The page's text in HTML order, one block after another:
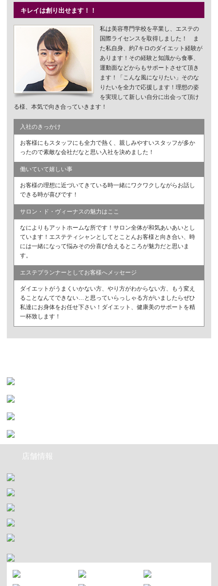
キレイは創り出せます！！
私は美容専門学校を卒業し、エステの
国際ライセンスを取得しました！ ま
た私自身、約7キロのダイエット経験が
あります！その経験と知識から食事、
運動面などからもサポートさせて頂き
ます！「こんな風になりたい」そのな
りたいを全力で応援します！理想の姿
を実現して新しい自分に出会って頂け
る様、本気で向き合っていきます！
入社のきっかけ
お客様にもスタッフにも全力で熱く、親しみやすいスタッフが多か
ったので素敵な会社だなと思い入社を決めました！
働いていて嬉しい事
お客様の理想に近づいてきている時一緒にワクワクしながらお話し
できる時が喜びです！
サロン・ド・ヴィーナスの魅力はここ
なによりもアットホームな所です！サロン全体が和気あいあいとし
ています！エステティシャンとしてとことんお客様と向き合い、時
には一緒になって悩みその分喜び合えるところが魅力だと思いま
す。
エステプランナーとしてお客様へメッセージ
ダイエットがうまくいかない方、やり方がわからない方、もう変え
ることなんてできない…と思っていらっしゃる方がいましたらぜひ
私達にお身体をお任せ下さい！ダイエット、健康美のサポートを精
一杯致します！
店舗情報